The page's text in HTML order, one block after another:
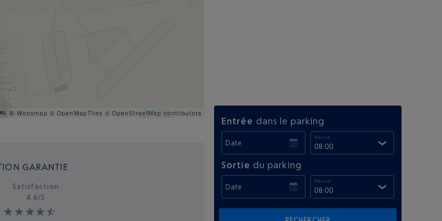
2
© Woosmap © OpenMapTiles © OpenStreetMap contributors
GARANTIE
Satisfaction
4.6/5
Entrée dans le parking
Date
Heure
08:00
Sortie du parking
Date
Heure
08:00